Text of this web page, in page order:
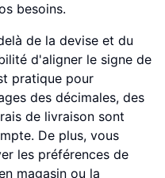
besoins.
de la devise et du
d'aligner le signe de
pratique pour
des décimales, des
de livraison sont
De plus, vous
les préférences de
magasin ou la